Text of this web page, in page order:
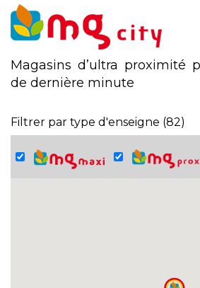
Magasins d’ultra proximité
de dernière minute
Filtrer par type d'enseigne (82)